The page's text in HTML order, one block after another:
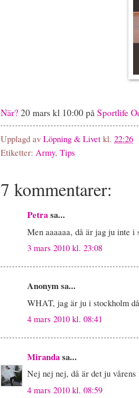
När? 20 mars kl 10:00 på Sportlife
Upplagd av Löpning & Livet kl. 22:26
Etiketter: Army, Tips
7 kommentarer:
Petrasa...
Men aaaaaa, då är jag ju inte i
3 mars 2010 kl. 23:08
Anonym sa...
WHAT, jag är ju i stockholm
4 mars 2010 kl. 08:41
Mirandasa...
Nej nej nej, då är det ju
4 mars 2010 kl. 08:59